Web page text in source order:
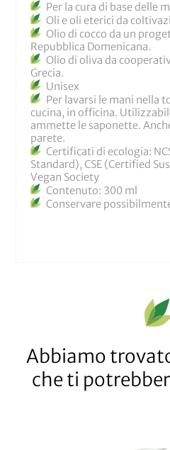
Per la cura di base delle
Oli e oli eterici da
Olio di cocco da un
Repubblica Domenicana.
Olio di oliva da
Grecia.
Unisex
Per lavarsi le mani nella
cucina, in officina.
ammette le saponette.
parete.
Certificati di ecologia:
Standard), CSE (Certified
Vegan Society
Contenuto: 300 ml
Conservare
Abbiamo
che ti